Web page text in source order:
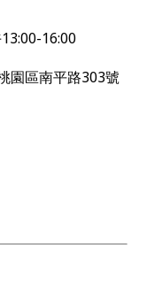
16:00
園區南平路303號